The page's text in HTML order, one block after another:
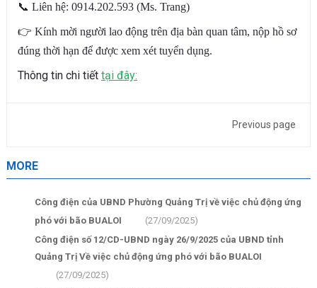
📞 Liên hệ: 0914.202.593 (Ms. Trang)
👉 Kính mời người lao động trên địa bàn quan tâm, nộp hồ sơ
đúng thời hạn để được xem xét tuyển dụng.
Thông tin chi tiết tại đây:
Previous page
MORE
Công điện của UBND Phường Quảng Trị về việc chủ động ứng
phó với bão BUALOI
(27/09/2025)
Công điện số 12/CD-UBND ngày 26/9/2025 của UBND tỉnh
Quảng Trị Về việc chủ động ứng phó với bão BUALOI
(27/09/2025)